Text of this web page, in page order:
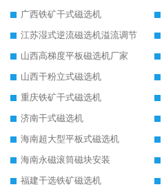
广西铁矿干式磁选机
江苏湿式逆流磁选机溢流调节
山西高梯度平板磁选机厂家
山西干粉立式磁选机
重庆铁矿干式磁选机
济南干式磁选机
海南超大型平板式磁选机
海南永磁滚筒磁块安装
福建干选铁矿磁选机